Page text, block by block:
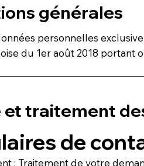
générales
personnelles
du 1er août 2018 portant
et traitement
de
: Traitement de votre